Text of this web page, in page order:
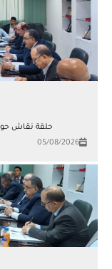
حلقة نقاش حول
05/08/2026